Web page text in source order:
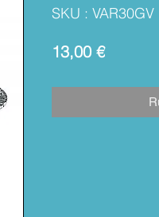
SKU : VAR30GV
13,00 €Prix